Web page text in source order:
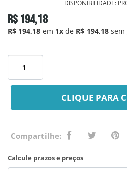
INFORMAÇÕES
DISPONIBILIDADE:
R$ 194,18
R$ 194,18 em 1x de R$ 194,18 sem
CLIQUE PARA